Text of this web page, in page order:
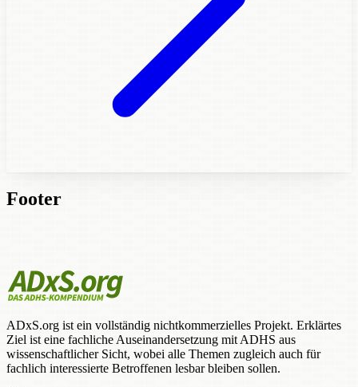
Footer
ADxS.org ist ein vollständig nichtkommerzielles Projekt. Erklärtes
Ziel ist eine fachliche Auseinandersetzung mit ADHS aus
wissenschaftlicher Sicht, wobei alle Themen zugleich auch für
fachlich interessierte Betroffenen lesbar bleiben sollen.